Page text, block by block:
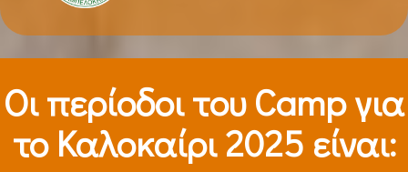
Οι περίοδοι τoυ Camp για
το Καλοκαίρι 2025 είναι: